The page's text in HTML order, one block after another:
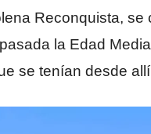
Reconquista, se
la Edad
se tenían desde